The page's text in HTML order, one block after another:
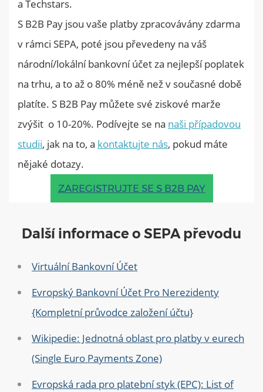
a Techstars.
S B2B Pay jsou vaše platby zpracovávány zdarma
v rámci SEPA, poté jsou převedeny na váš
národní/lokální bankovní účet za nejlepší poplatek
na trhu, a to až o 80% méně než v současné době
platíte. S B2B Pay můžete své ziskové marže
zvýšit o 10-20%. Podívejte se na naši případovou
studii, jak na to, a kontaktujte nás, pokud máte
nějaké dotazy.
ZAREGISTRUJTE SE S B2B PAY
Další informace o SEPA převodu
Virtuální Bankovní Účet
Evropský Bankovní Účet Pro Nerezidenty
{Kompletní průvodce založení účtu}
Wikipedie: Jednotná oblast pro platby v eurech
(Single Euro Payments Zone)
Evropská rada pro platební styk (EPC): List of